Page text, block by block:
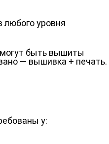
любого уровня
быть вышиты
— вышивка + печать.
у: